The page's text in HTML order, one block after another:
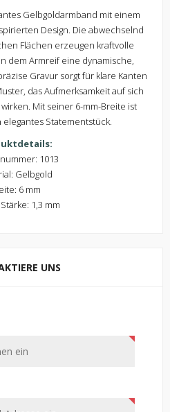
Gelbgoldarmband mit einem
Design. Die abwechselnd
Flächen erzeugen kraftvolle
dem Armreif eine dynamische,
Gravur sorgt für klare Kanten
das Aufmerksamkeit auf sich
Mit seiner 6-mm-Breite ist
Statementstück.
1013
Gelbgold
6 mm
1,3 mm
UNS